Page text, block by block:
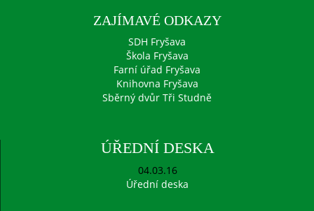
ZAJÍMAVÉ ODKAZY
SDH Fryšava
Škola Fryšava
Farní úřad Fryšava
Knihovna Fryšava
Sběrný dvůr Tři Studně
ÚŘEDNÍ DESKA
04.03.16
Úřední deska